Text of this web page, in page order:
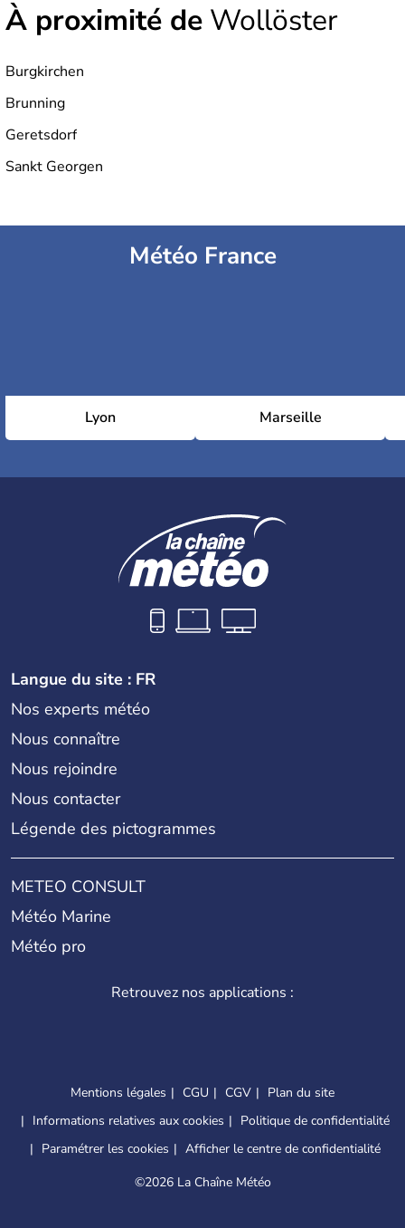
À proximité de Wollöster
Burgkirchen
Brunning
Geretsdorf
Sankt Georgen
Météo France
Lyon Marseille
Langue du site : FR
Nos experts météo
Nous connaître
Nous rejoindre
Nous contacter
Légende des pictogrammes
METEO CONSULT
Météo Marine
Météo pro
Retrouvez nos applications :
Mentions légales CGU CGV
Plan du site
Informations relatives aux cookies
Politique de confidentialité
Paramétrer les cookies
Afficher le centre de confidentialité
©2026 La Chaîne Météo